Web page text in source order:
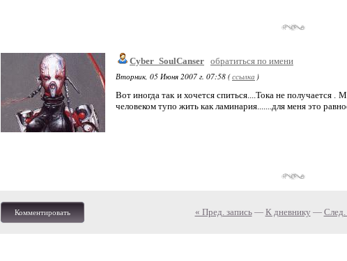
Cyber_SoulCanser обратиться по имени
Вторник, 05 Июня 2007 г. 07:58 (ссылка )
Вот иногда так и хочется спиться....Тока не получается
человеком тупо жить как ламинария.......для меня это
Комментировать « Пред. запись— К дневнику — След.